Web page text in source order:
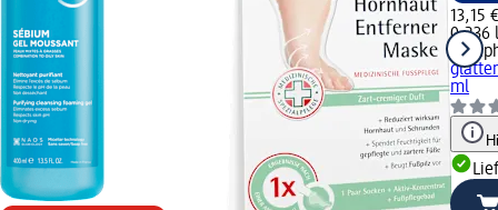
13,15
0,236
ml